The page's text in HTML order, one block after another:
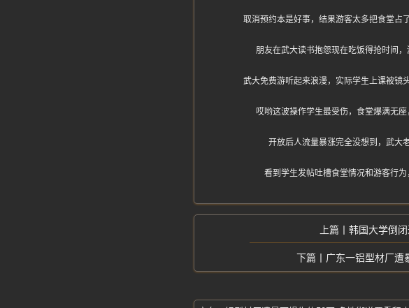
取消预约本是好事，结果游客太多把食堂占
朋友在武大读书抱怨现在吃饭得抢时间
武大免费游听起来浪漫，实际学生上课被镜
哎哟这波操作学生最受伤，食堂爆满无
开放后人流量暴涨完全没想到，武大
看到学生发帖吐槽食堂情况和游客行
韩国大学倒
广东一铝型材厂遭